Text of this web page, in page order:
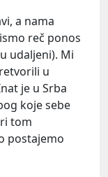
a nama
reč ponos
udaljeni). Mi
u
je u Srba
koje sebe
tom
postajemo